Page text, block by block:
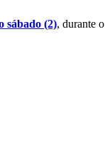
sábado (2), durante